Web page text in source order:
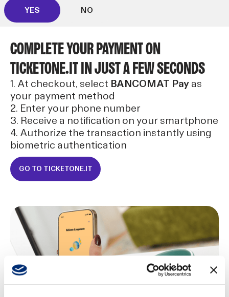
YES NO
COMPLETE YOUR PAYMENT ON
TICKETONE.IT IN JUST A FEW SECONDS
1. At checkout, select BANCOMAT Pay as
your payment method
2. Enter your phone number
3. Receive a notification on your smartphone
4. Authorize the transaction instantly using
biometric authentication
GO TO TICKETONE.IT